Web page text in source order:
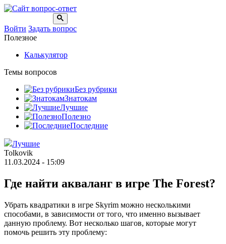
Войти Задать вопрос
Полезное
Калькулятор
Темы вопросов
Без рубрики
Знатокам
Лучшие
Полезно
Последние
Лучшие
Tolkovik
11.03.2024 - 15:09
Где найти акваланг в игре The Forest?
Убрать квадратики в игре Skyrim можно несколькими
способами, в зависимости от того, что именно вызывает
данную проблему. Вот несколько шагов, которые могут
помочь решить эту проблему: